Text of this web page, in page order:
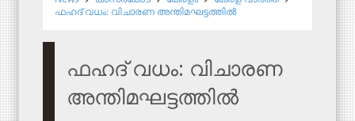
ഫഹദ് വധം: വിചാരണ അന്തിമഘട്ടത്തില്‍
ഫഹദ് വധം: വിചാരണ
അന്തിമഘട്ടത്തില്‍